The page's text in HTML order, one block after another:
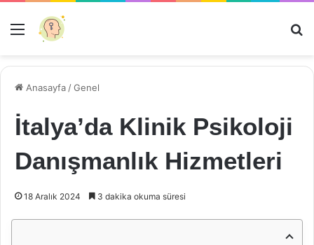
Menü
Anasayfa /Genel
İtalya’da Klinik Psikoloji
Danışmanlık Hizmetleri
18 Aralık 2024 3 dakika okuma süresi